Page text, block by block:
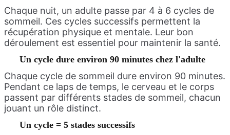
Chaque nuit, un adulte passe par 4 à 6 cycles de
sommeil. Ces cycles successifs permettent la
récupération physique et mentale. Leur bon
déroulement est essentiel pour maintenir la santé.
Un cycle dure environ 90 minutes chez l'adulte
Chaque cycle de sommeil dure environ 90 minutes.
Pendant ce laps de temps, le cerveau et le corps
passent par différents stades de sommeil, chacun
jouant un rôle distinct.
Un cycle = 5 stades successifs